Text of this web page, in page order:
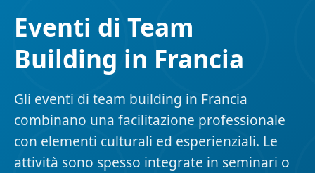
Eventi di Team
Building in Francia
Gli eventi di team building in Francia
combinano una facilitazione professionale
con elementi culturali ed esperienziali. Le
attività sono spesso integrate in seminari o